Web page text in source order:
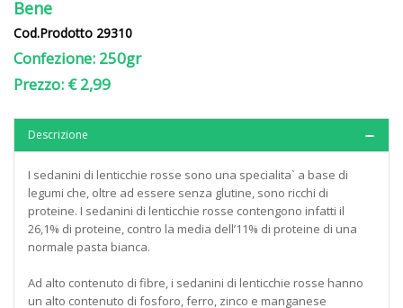
Bene
Cod.Prodotto 29310
Confezione: 250gr
Prezzo: € 2,99
Descrizione
I sedanini di lenticchie rosse sono una specialita` a base di
legumi che, oltre ad essere senza glutine, sono ricchi di
proteine. I sedanini di lenticchie rosse contengono infatti il
26,1% di proteine, contro la media dell’11% di proteine di una
normale pasta bianca.
Ad alto contenuto di fibre, i sedanini di lenticchie rosse hanno
un alto contenuto di fosforo, ferro, zinco e manganese